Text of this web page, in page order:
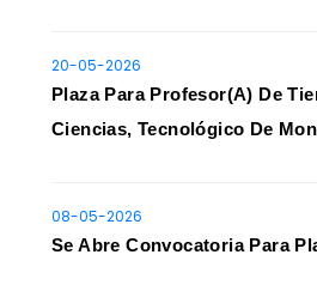
20-05-2026
Plaza Para Profesor(a) De
Ciencias, Tecnológico De
08-05-2026
Se Abre Convocatoria Para